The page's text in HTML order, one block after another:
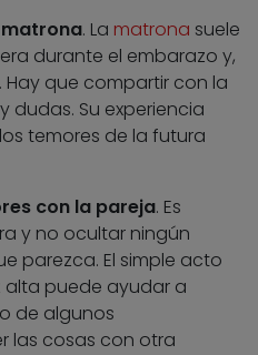
matrona. La matrona suele
durante el embarazo y,
Hay que compartir con la
dudas. Su experiencia
temores de la futura
con la pareja. Es
y no ocultar ningún
parezca. El simple acto
alta puede ayudar a
de algunos
las cosas con otra